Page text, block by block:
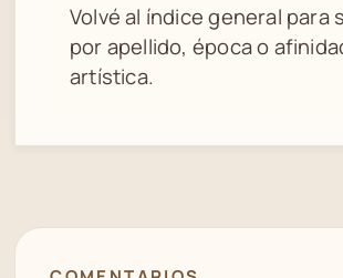
Volvé al índice general para
por apellido, época o
artística.